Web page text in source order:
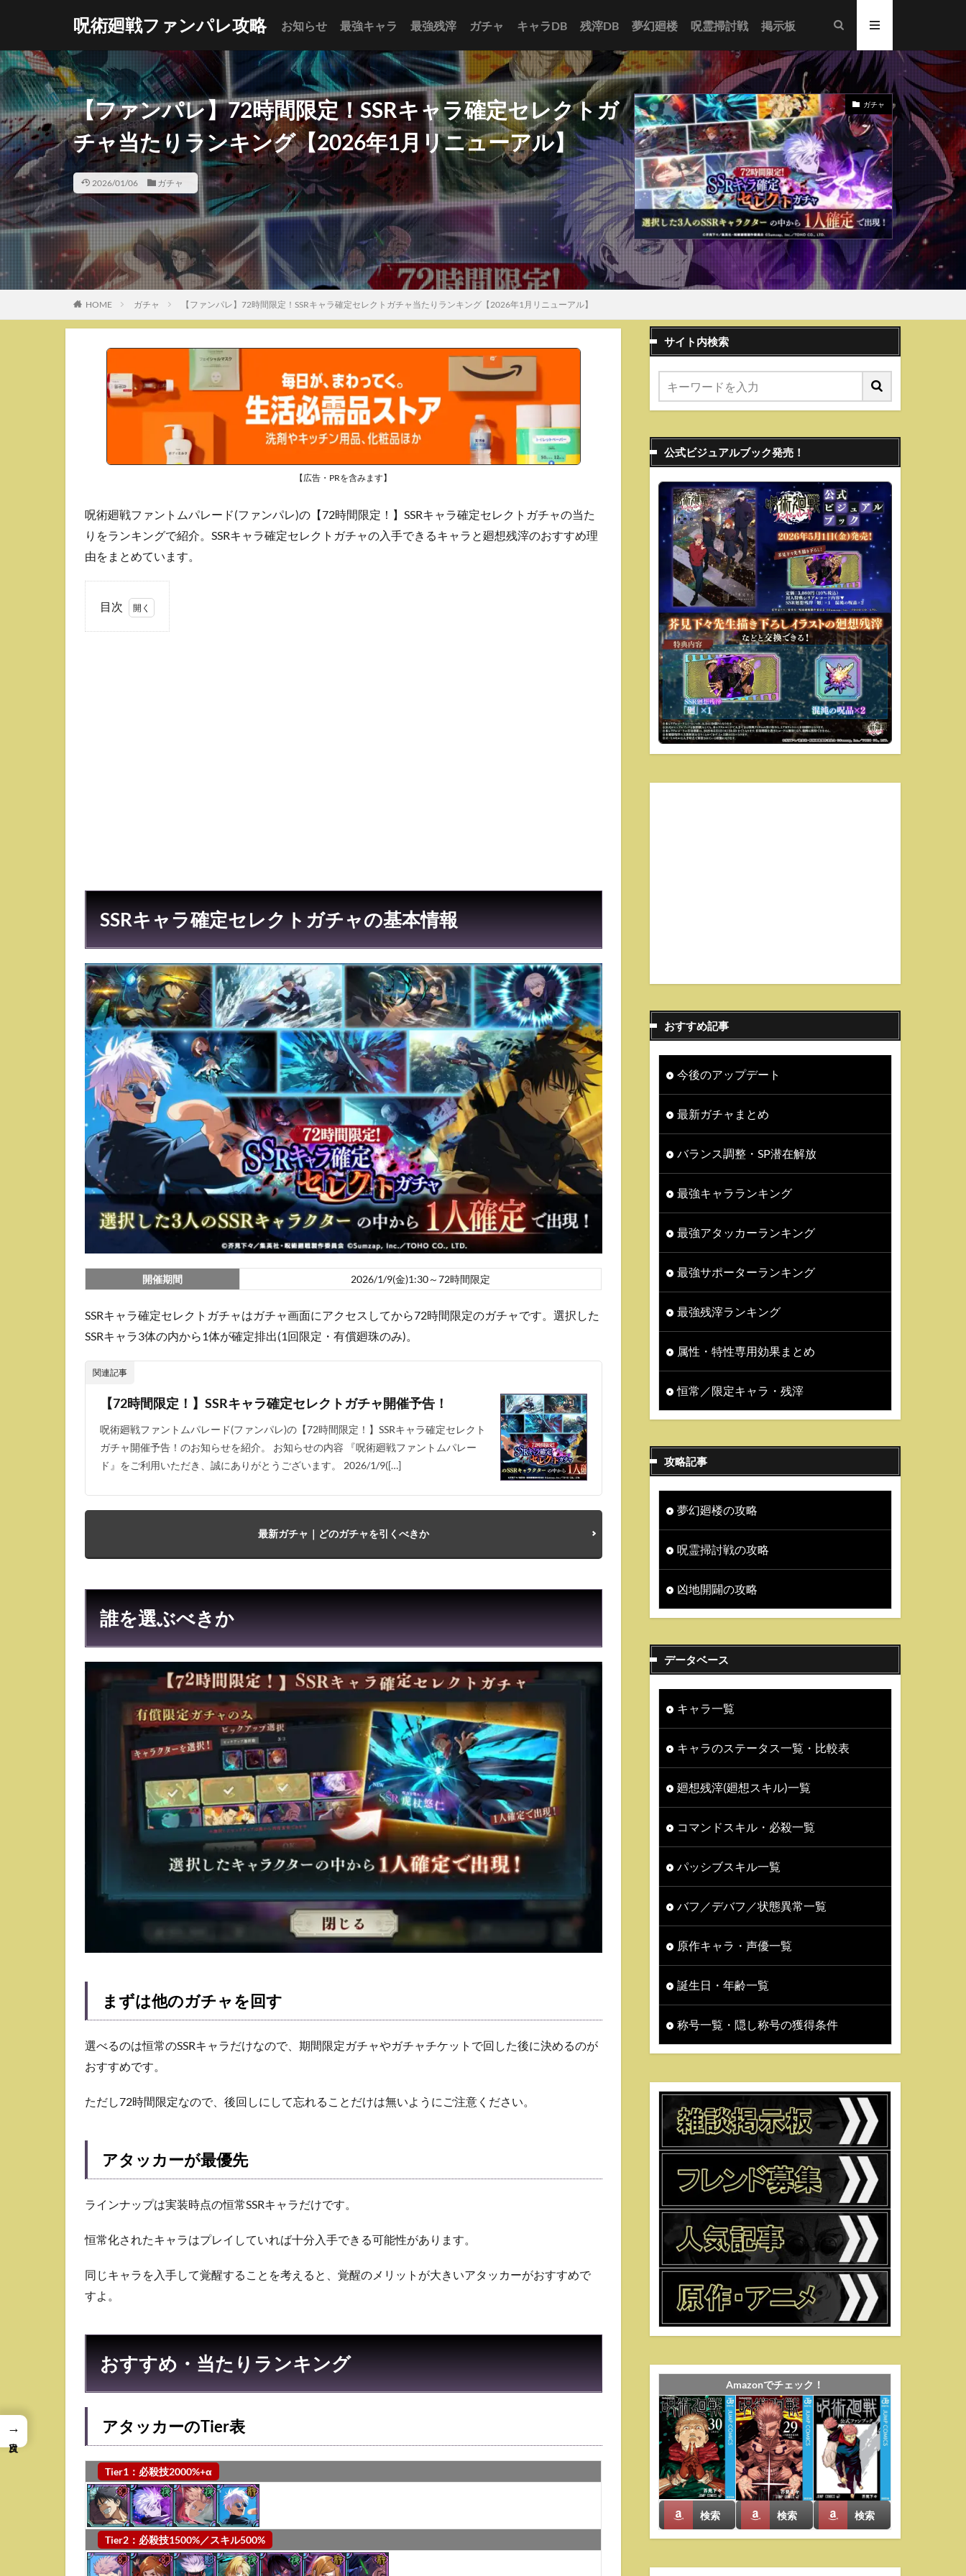
呪術廻戦ファンパレ攻略 お知らせ 最強キャラ 最強残滓 ガチャ キャラDB 残滓DB 夢幻廻楼 呪霊掃討戦 掲示板
【ファンパレ】72時間限定！SSRキャラ確定セレクトガ
チャ当たりランキング【2026年1月リニューアル】
2026/01/06 ガチャ
ガチャ
HOME ガチャ 【ファンパレ】72時間限定！SSRキャラ確定セレクトガチャ当たりランキング【2026年1月リニューアル】
【広告・PRを含みます】
呪術廻戦ファントムパレード(ファンパレ)の【72時間限定！】SSRキャラ確定セレクトガチャの当た
りをランキングで紹介。SSRキャラ確定セレクトガチャの入手できるキャラと廻想残滓のおすすめ理
由をまとめています。
目次
2
選
ぶ
べ
き
か
2.1
まず
は他
のガ
チャ
を回
す
2.2
アタ
ッカ
ーが
先
おす
め・
当た
ンキ
3.1
アタ
ッカ
ーの
Tier
3.2
ーの
表
SSRキャラ確定セレクトガチャの基本情報
開催期間 2026/1/9(金)1:30～72時間限定
SSRキャラ確定セレクトガチャはガチャ画面にアクセスしてから72時間限定のガチャです。選択した
SSRキャラ3体の内から1体が確定排出(1回限定・有償廻珠のみ)。
関連記事
【72時間限定！】SSRキャラ確定セレクトガチャ開催予告！
呪術廻戦ファントムパレード(ファンパレ)の【72時間限定！】SSRキャラ確定セレクト
ガチャ開催予告！のお知らせを紹介。 お知らせの内容 『呪術廻戦ファントムパレー
ド』をご利用いただき、誠にありがとうございます。 2026/1/9([…]
最新ガチャ｜どのガチャを引くべきか
誰を選ぶべきか
まずは他のガチャを回す
選べるのは恒常のSSRキャラだけなので、期間限定ガチャやガチャチケットで回した後に決めるのが
おすすめです。
ただし72時間限定なので、後回しにして忘れることだけは無いようにご注意ください。
アタッカーが最優先
ラインナップは実装時点の恒常SSRキャラだけです。
恒常化されたキャラはプレイしていれば十分入手できる可能性があります。
同じキャラを入手して覚醒することを考えると、覚醒のメリットが大きいアタッカーがおすすめで
すよ。
おすすめ・当たりランキング
アタッカーのTier表
Tier1：必殺技2000%+α
Tier2：必殺技1500%／スキル500%
サイト内検索
公式ビジュアルブック発売！
おすすめ記事
今後のアップデート
最新ガチャまとめ
バランス調整・SP潜在解放
最強キャラランキング
最強アタッカーランキング
最強サポーターランキング
最強残滓ランキング
属性・特性専用効果まとめ
恒常／限定キャラ・残滓
攻略記事
夢幻廻楼の攻略
呪霊掃討戦の攻略
凶地開闢の攻略
データベース
キャラ一覧
キャラのステータス一覧・比較表
廻想残滓(廻想スキル)一覧
コマンドスキル・必殺一覧
パッシブスキル一覧
バフ／デバフ／状態異常一覧
原作キャラ・声優一覧
誕生日・年齢一覧
称号一覧・隠し称号の獲得条件
Amazonでチェック！
検索 検索 検索
→